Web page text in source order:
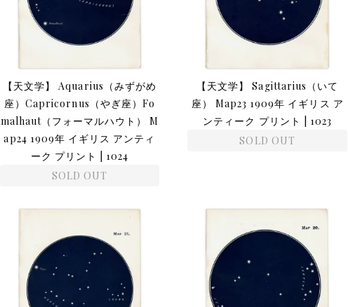
【天文学】 Aquarius（みずがめ
座）Capricornus（やぎ座）Fo
malhaut（フォーマルハウト） M
ap24 1909年 イギリス アンティ
ーク プリント | 1024
SOLD OUT
【天文学】 Sagittarius（いて
座） Map23 1909年 イギリス ア
ンティーク プリント | 1023
SOLD OUT